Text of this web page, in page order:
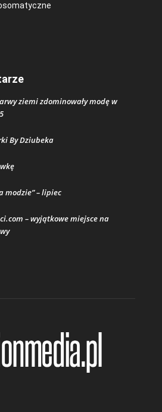
ziemi zdominowały modę w
By Dziubeka
modzie” – lipiec
– wyjątkowe miejsce na